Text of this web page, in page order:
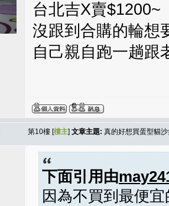
台北吉X賣$1200~
沒跟到合購的輪想
自己親自跑一趟跟
第10樓 [樓主] 文章主題: 真的好想買蛋型貓
下面引用由
因為不買到最便